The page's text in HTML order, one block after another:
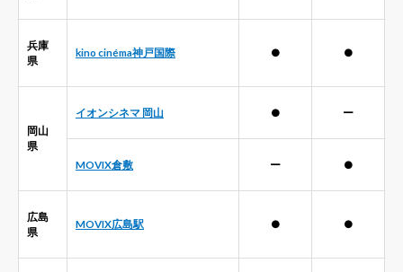
兵庫
県
kino cinéma神戸国際 ● ●
岡山
県
イオンシネマ 岡山 ● ー
MOVIX倉敷 ー ●
広島
県
MOVIX広島駅 ● ●